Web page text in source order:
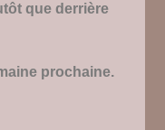
que derrière
prochaine.